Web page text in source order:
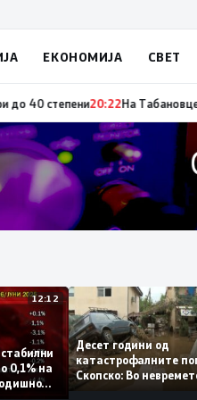
ЕКОНОМИЈА СВЕТ
по повод „30 години Општина
12:12
стабилни
само 0,1% на
годишно
Десет години од
Скопско: Во